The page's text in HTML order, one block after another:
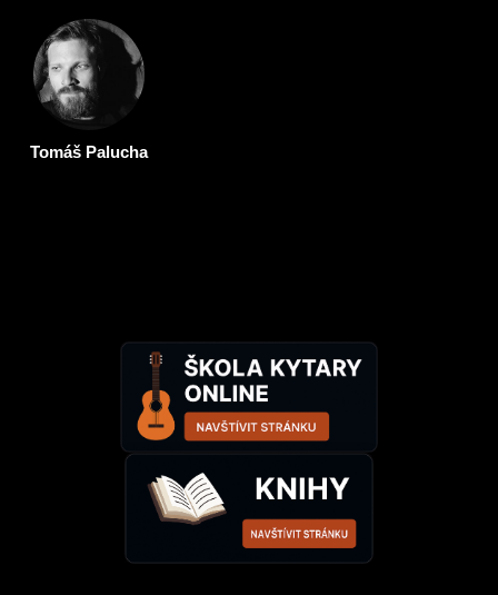
Tomáš Palucha